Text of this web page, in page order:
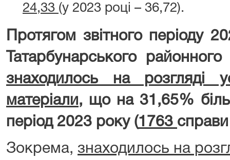
24,33 (у 2023 році – 36,72).
Протягом звітного періоду
Татарбунарського
знаходилось на розгляді
матеріали , що на 31,65%
період 2023 року (1763 справи
Зокрема, знаходилось на